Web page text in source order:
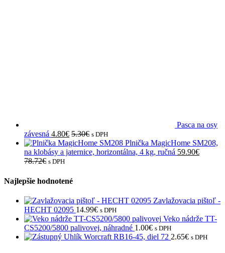
Pasca na osy
závesná 4.80€ 5.30€ s DPH
Plnička MagicHome SM208,
na klobásy a jaternice, horizontálna, 4 kg, ručná 59.90€
78.72€ s DPH
Najlepšie hodnotené
Zavlažovacia pištoľ -
HECHT 02095 14.99€ s DPH
Veko nádrže TT-
CS5200/5800 palivovej, náhradné 1.00€ s DPH
Uhlík Worcraft RB16-45, diel 72 2.65€ s DPH